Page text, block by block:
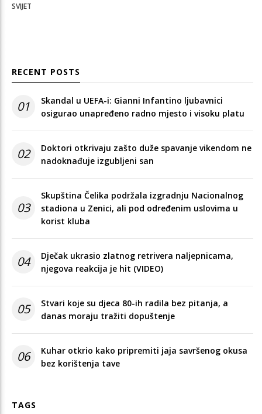
SVIJET
RECENT POSTS
01
Skandal u UEFA-i: Gianni Infantino ljubavnici
osigurao unapređeno radno mjesto i visoku platu
02
Doktori otkrivaju zašto duže spavanje vikendom ne
nadoknađuje izgubljeni san
03
Skupština Čelika podržala izgradnju Nacionalnog
stadiona u Zenici, ali pod određenim uslovima u
korist kluba
04
Dječak ukrasio zlatnog retrivera naljepnicama,
njegova reakcija je hit (VIDEO)
05
Stvari koje su djeca 80-ih radila bez pitanja, a
danas moraju tražiti dopuštenje
06
Kuhar otkrio kako pripremiti jaja savršenog okusa
bez korištenja tave
TAGS